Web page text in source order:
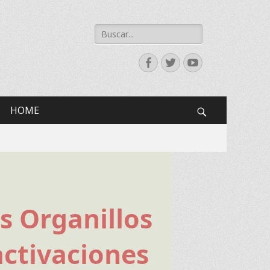
Buscar:
Facebook
TwitterYouTube
HOME